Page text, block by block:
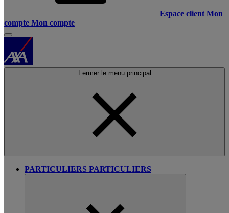
Espace client Mon
compte Mon compte
Fermer le menu principal
PARTICULIERS PARTICULIERS